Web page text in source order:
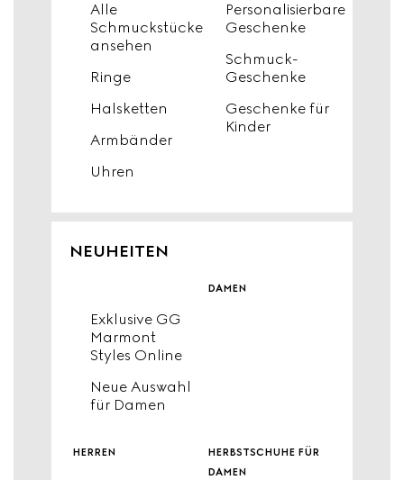
Alle
Schmuckstücke
ansehen
Ringe
Halsketten
Armbänder
Uhren
Personalisierbare
Geschenke
Schmuck-
Geschenke
Geschenke für
Kinder
NEUHEITEN
Exklusive GG
Marmont
Styles Online
Neue Auswahl
für Damen
damen
herren
herbstschuhe für
damen